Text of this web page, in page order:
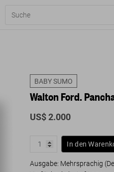
BABY SUMO
Walton Ford.
US$ 2.000
In den
Ausgabe: Mehrsprachig